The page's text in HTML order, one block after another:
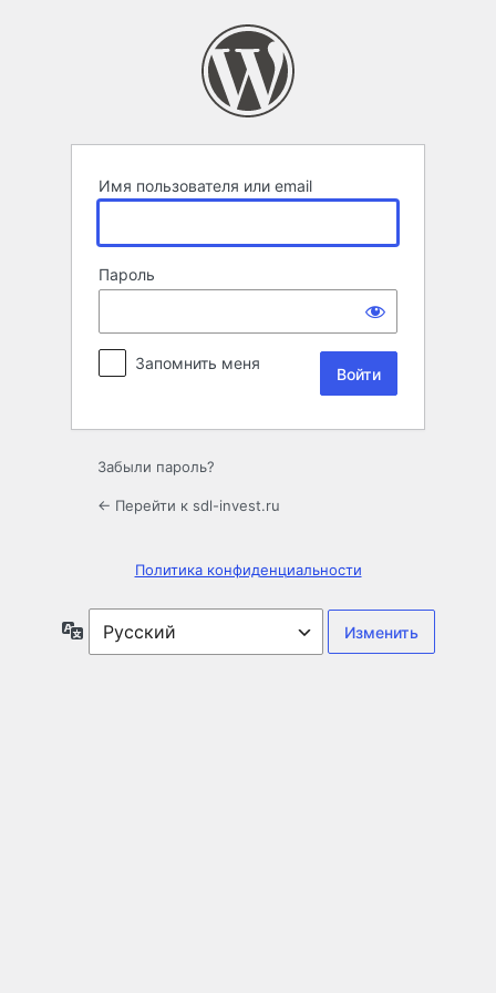
Имя пользователя или email
Пароль
Запомнить меня
Забыли пароль?
← Перейти к sdl-invest.ru
Политика конфиденциальности
Язык